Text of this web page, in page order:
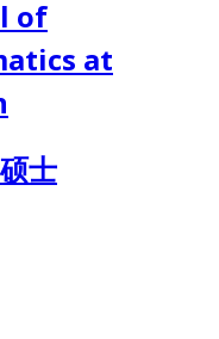
of
at
士